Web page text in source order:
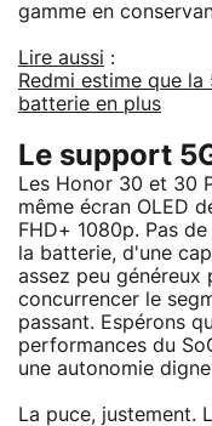
gamme en
Lire aussi :
Redmi estime que
batterie en plus
Le support
Les Honor 30 et 30
même écran OLED
FHD+ 1080p. Pas
la batterie, d'une
assez peu généreux
concurrencer le
passant. Espérons
performances du
une autonomie
La puce, justement.